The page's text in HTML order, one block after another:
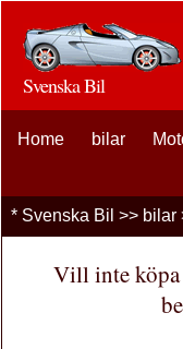
Svenska Bil
Home bilar
* Svenska Bil >> bilar
Vill inte köpa